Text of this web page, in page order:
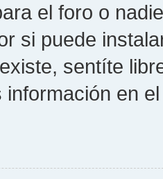
el foro o
si puede
sentíte
en